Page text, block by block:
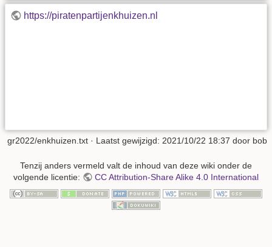
https://piratenpartijenkhuizen.nl
gr2022/enkhuizen.txt · Laatst gewijzigd: 2021/10/22 18:37 door bob
Tenzij anders vermeld valt de inhoud van deze wiki onder de
volgende licentie:
CC Attribution-Share Alike 4.0 International